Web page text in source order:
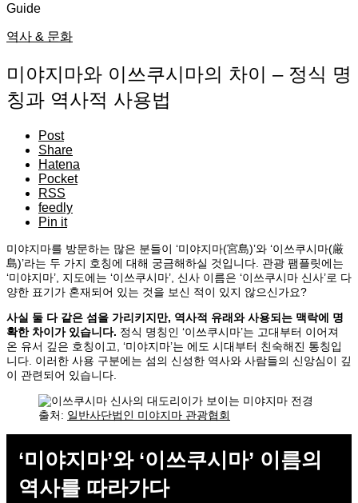
Guide
역사 & 문화
미야지마와 이쓰쿠시마의 차이 – 정식 명
칭과 역사적 사용법
Post
Share
Hatena
Pocket
RSS
feedly
Pin it
미야지마를 방문하는 많은 분들이 ‘미야지마(宮島)’와 ‘이쓰쿠시마(厳
島)’라는 두 가지 호칭에 대해 궁금해하실 것입니다. 관광 팸플릿에는
‘미야지마’, 지도에는 ‘이쓰쿠시마’, 신사 이름은 ‘이쓰쿠시마 신사’로 다
양한 표기가 혼재되어 있는 것을 보신 적이 있지 않으신가요?
사실 둘 다 같은 섬을 가리키지만, 역사적 유래와 사용되는 맥락에 명
확한 차이가 있습니다. 정식 명칭인 ‘이쓰쿠시마’는 고대부터 이어져
온 유서 깊은 호칭이고, ‘미야지마’는 에도 시대부터 친숙해진 통칭입
니다. 이러한 사용 구분에는 섬의 신성한 역사와 사람들의 신앙심이 깊
이 관련되어 있습니다.
출처: 일반사단법인 미야지마 관광협회
‘미야지마’와 ‘이쓰쿠시마’ 이름의
역사를 따라가다